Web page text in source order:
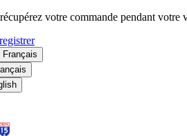
votre commande pendant votre
Français